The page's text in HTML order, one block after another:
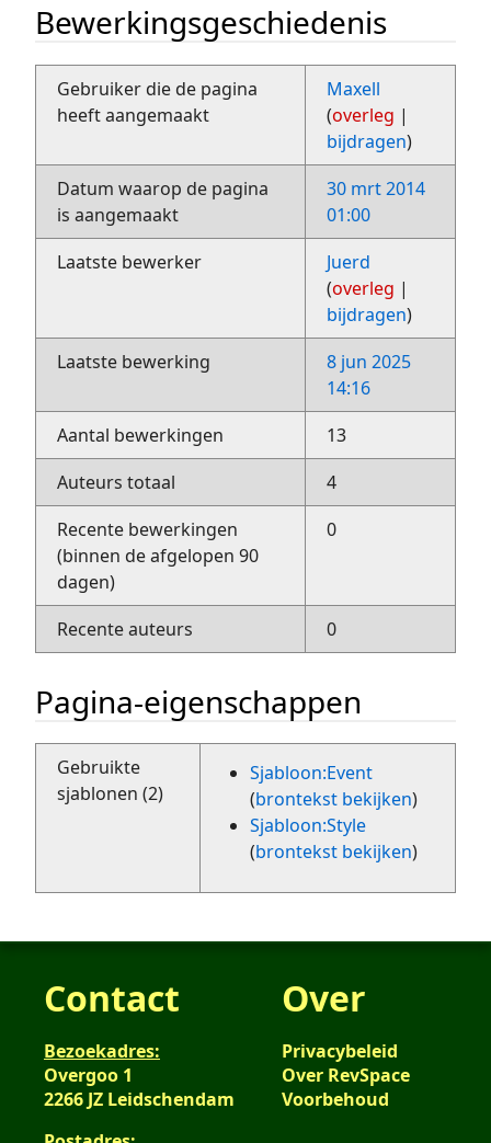
Bewerkingsgeschiedenis
Gebruiker die de pagina
heeft aangemaakt
Maxell
(overleg |
bijdragen)
Datum waarop de pagina
is aangemaakt
30 mrt 2014
01:00
Laatste bewerker
Juerd
(overleg |
bijdragen)
Laatste bewerking
8 jun 2025
14:16
Aantal bewerkingen
13
Auteurs totaal
4
Recente bewerkingen
(binnen de afgelopen 90
dagen)
0
Recente auteurs 0
Pagina-eigenschappen
Gebruikte
sjablonen (2)
Sjabloon:Event
(brontekst bekijken)
Sjabloon:Style
(brontekst bekijken)
Contact
Bezoekadres:
Overgoo 1
2266 JZ Leidschendam
Over
Privacybeleid
Over RevSpace
Voorbehoud